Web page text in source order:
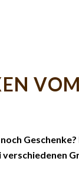
Geschenke?